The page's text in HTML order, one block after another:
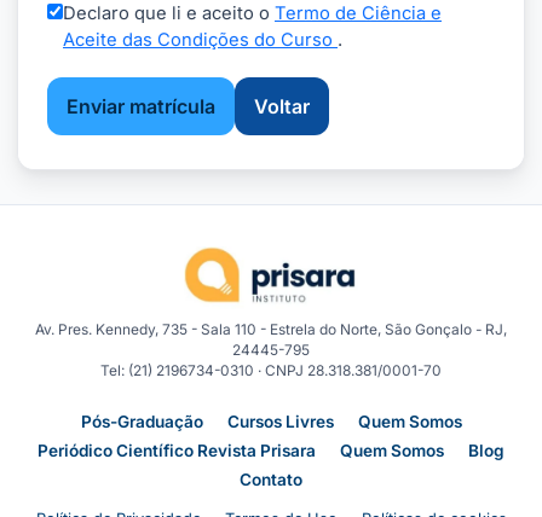
Declaro que li e aceito o Termo de Ciência e
Aceite das Condições do Curso .
Enviar matrícula Voltar
Av. Pres. Kennedy, 735 - Sala 110 - Estrela do Norte, São Gonçalo - RJ,
24445-795
Tel: (21) 2196734-0310 · CNPJ 28.318.381/0001-70
Pós-Graduação Cursos Livres
Quem Somos
Periódico Científico Revista Prisara
Quem Somos
Blog
Contato